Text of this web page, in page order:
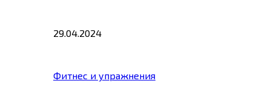
29.04.2024
Фитнес и упражнения